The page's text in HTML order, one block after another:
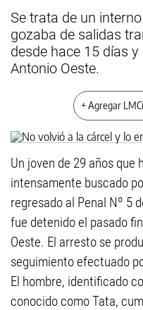
Se trata de un
gozaba de salidas
desde hace 15 días
Antonio Oeste.
+ Agregar
Un joven de 29 años que
intensamente buscado
regresado al Penal Nº 5
fue detenido el pasado
Oeste. El arresto se
seguimiento efectuado
El hombre, identificado
conocido como Tata,